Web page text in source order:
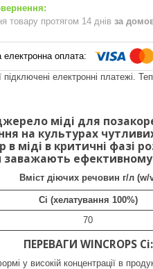
товару протягом 14 днів за
підключені електронні платежі.
міді для
на культурах
в міді в критичні фазі
заважають
Вміст діючих речовин г/л (w/
Сі (хелатування 100%)
70
ПЕРЕВАГИ WINCROPS Сі:
у високій концентрації в